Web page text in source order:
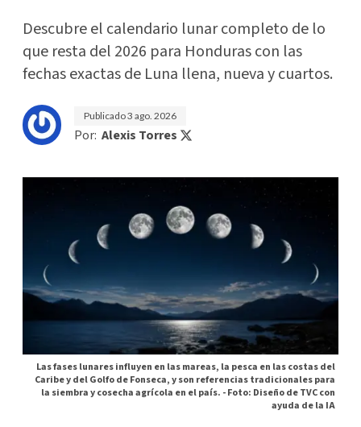
Descubre el calendario lunar completo de lo
que resta del 2026 para Honduras con las
fechas exactas de Luna llena, nueva y cuartos.
Publicado3 ago. 2026
Por: Alexis Torres
Las fases lunares influyen en las mareas, la pesca en las costas del
Caribe y del Golfo de Fonseca, y son referencias tradicionales para
la siembra y cosecha agrícola en el país. -Foto: Diseño de TVC con
ayuda de la IA